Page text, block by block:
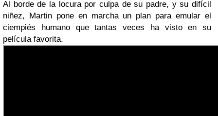
Al borde de la locura por culpa de su padre, y su difícil
niñez, Martin pone en marcha un plan para emular el
ciempiés humano que tantas veces ha visto en su
película favorita.